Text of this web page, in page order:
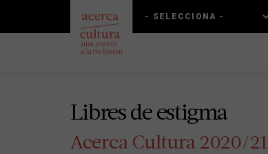
contenido
main
Libres de estigma
Acerca Cultura 2020/21